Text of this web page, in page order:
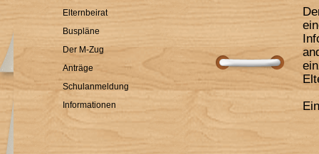
Elternbeirat
Buspläne
Der M-Zug
Anträge
Schulanmeldung
Informationen